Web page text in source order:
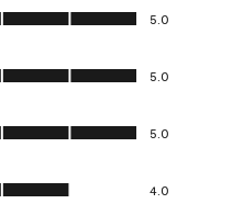
5.0
5.0
5.0
4.0